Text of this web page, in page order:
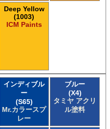
Deep Yellow
(1003)
ICM Paints
インディブル
ー
(S65)
Mr.カラースプ
レー
ブルー
(X4)
タミヤ アクリ
ル塗料